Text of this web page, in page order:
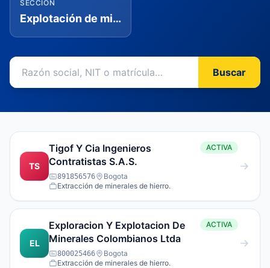
SECCIÓN
Explotación de minas y canteras
Buscar
TS
Tigof Y Cia Ingenieros
Contratistas S.A.S.
ACTIVA
891856576
Bogota
Extracción de minerales de hierro.
EL
Exploracion Y Explotacion De
Minerales Colombianos Ltda
ACTIVA
800025466
Bogota
Extracción de minerales de hierro.